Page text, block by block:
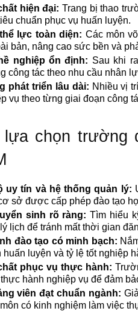
hiện đại: Trang bị thao
chuẩn phục vụ huấn luyện.
lực toàn diện: Các môn
bản, nâng cao sức bền và
nghiệp ổn định: Sau khi
công tác theo nhu cầu nhân
phát triển lâu dài: Nhiều vị
vụ theo từng giai đoạn công
chọn trường
uy tín và hệ thống quản lý:
sở được cấp phép đào tạo
sinh rõ ràng: Tìm hiểu
lịch để tránh mất thời gian
đào tạo có minh bạch:
huấn luyện và tỷ lệ tốt nghiệp
phục vụ thực hành:
hành nghiệp vụ để đảm
viên đạt chuẩn ngành:
có kinh nghiệm làm việc